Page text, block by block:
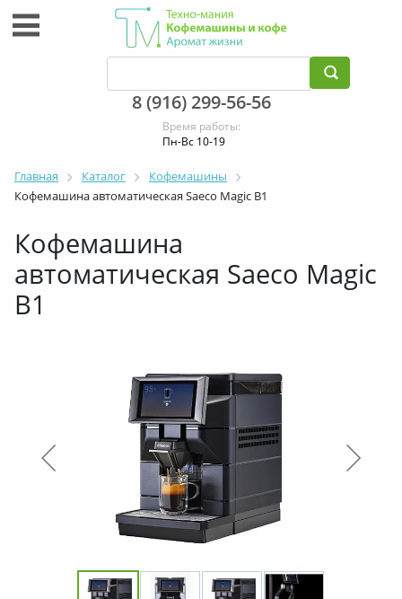
8 (916) 299-56-56
Время работы:
Пн-Вс 10-19
Главная Каталог
Кофемашины
Кофемашина автоматическая Saeco Magic B1
Кофемашина
автоматическая Saeco Magic
B1